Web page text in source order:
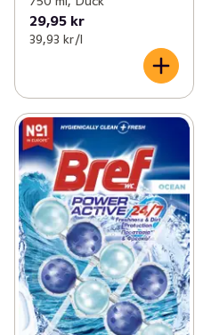
29,95 kr
39,93 kr /l